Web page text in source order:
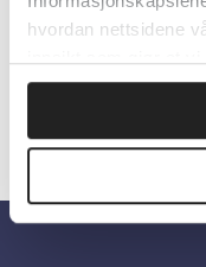
hvordan nettsidene
Skriv ut